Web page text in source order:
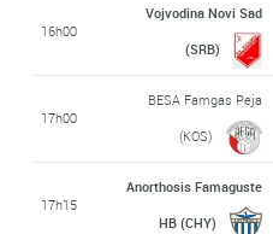
16h00
Vojvodina Novi Sad
(SRB)
17h00
BESA Famgas Peja
(KOS)
17h15
Anorthosis Famaguste
HB (CHY)